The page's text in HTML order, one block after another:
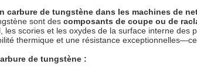
carbure de tungstène dans les machines de
sont des composants de coupe ou de
les scories et les oxydes de la surface interne
thermique et une résistance
de tungstène :